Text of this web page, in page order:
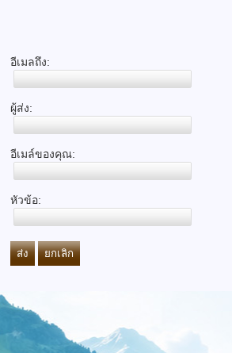
อีเมลถึง:
ผู้ส่ง:
อีเมล์ของคุณ:
หัวข้อ:
ส่ง ยกเลิก